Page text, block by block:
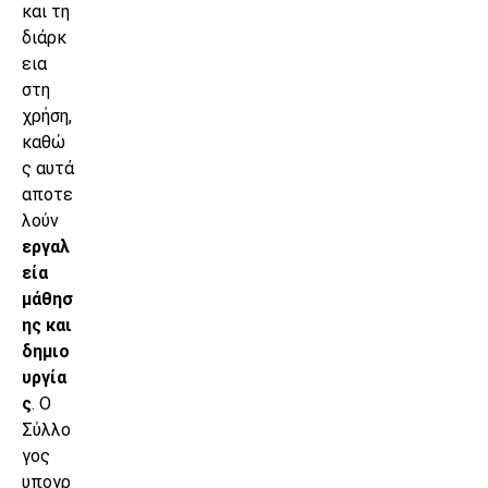
και τη
διάρκ
εια
στη
χρήση,
καθώ
ς αυτά
αποτε
λούν
εργαλ
εία
μάθησ
ης και
δημιο
υργία
ς. Ο
Σύλλο
γος
υπογρ